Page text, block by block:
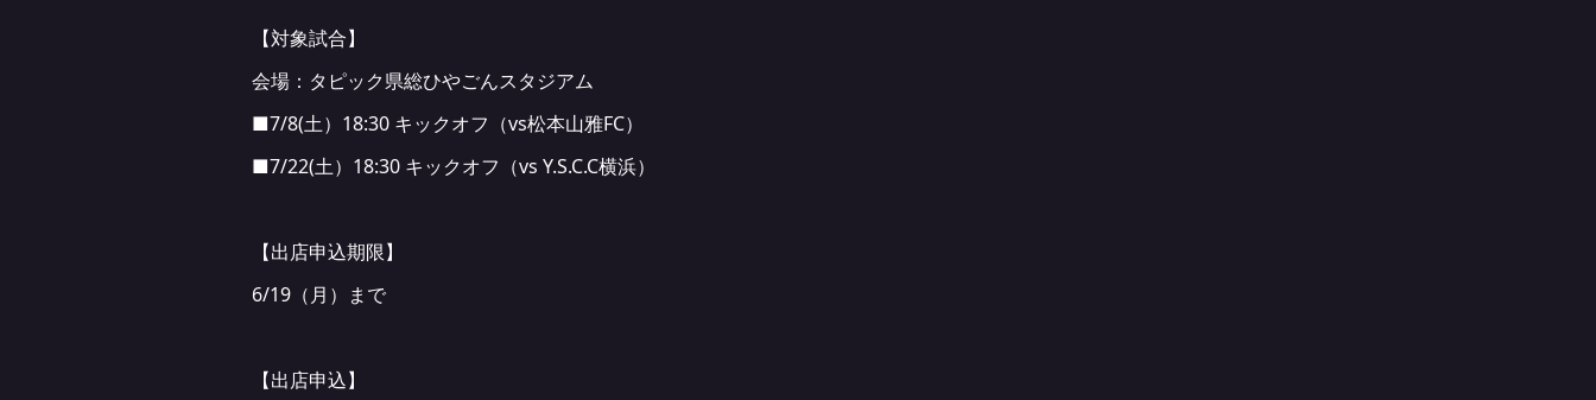
【対象試合】
会場：タピック県総ひやごんスタジアム
■7/8(土）18:30 キックオフ（vs松本山雅FC）
■7/22(土）18:30 キックオフ（vs Y.S.C.C横浜）
【出店申込期限】
6/19（月）まで
【出店申込】